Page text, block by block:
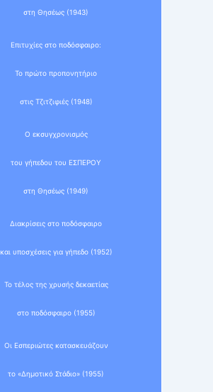
στη Θησέως (1943)
Επιτυχίες στο ποδόσφαιρο:
Το πρώτο προπονητήριο
στις Τζιτζιφιές (1948)
Ο εκσυγχρονισμός
του γήπεδου του ΕΣΠΕΡΟΥ
στη Θησέως (1949)
Διακρίσεις στο ποδόσφαιρο
και υποσχέσεις για γήπεδο (1952)
Το τέλος της χρυσής δεκαετίας
στο ποδόσφαιρο (1955)
Οι Εσπεριώτες κατασκευάζουν
το «Δημοτικό Στάδιο» (1955)